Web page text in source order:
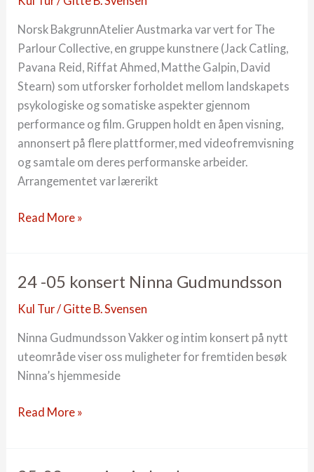
Norsk BakgrunnAtelier Austmarka var vert for The
Parlour Collective, en gruppe kunstnere (Jack Catling,
Pavana Reid, Riffat Ahmed, Matthe Galpin, David
Stearn) som utforsker forholdet mellom landskapets
psykologiske og somatiske aspekter gjennom
performance og film. Gruppen holdt en åpen visning,
annonsert på flere plattformer, med videofremvisning
og samtale om deres performanske arbeider.
Arrangementet var lærerikt
24-
Landscape
Read More »
24 -05 konsert Ninna Gudmundsson
Kul Tur / Gitte B. Svensen
Ninna Gudmundsson Vakker og intim konsert på nytt
uteområde viser oss muligheter for fremtiden besøk
Ninna’s hjemmeside
24
Ninna
Read More »